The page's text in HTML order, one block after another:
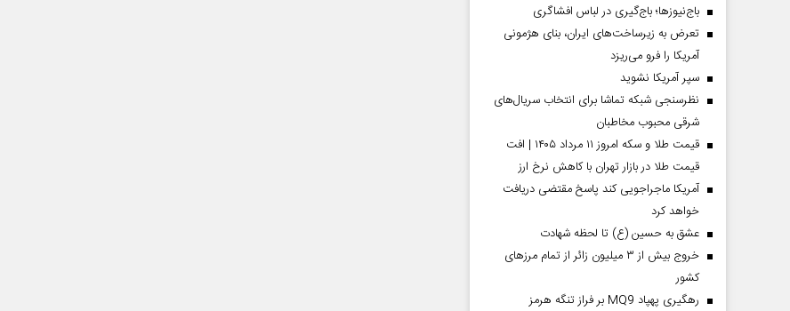
باج‌نیوزها؛ باج‌گیری در لباس افشاگری
تعرض به زیرساخت‌های ایران، بنای هژمونی
آمریکا را فرو می‌ریزد
سپر آمریکا نشوید
نظرسنجی شبکه تماشا برای انتخاب سریال‌های
شرقی محبوب مخاطبان
قیمت طلا و سکه امروز ۱۱ مرداد ۱۴۰۵ | افت
قیمت طلا در بازار تهران با کاهش نرخ ارز
آمریکا ماجراجویی کند پاسخ مقتضی دریافت
خواهد کرد
عشق به حسین (ع) تا لحظه شهادت
خروج بیش از ۳ میلیون زائر از تمام مرز‌های
کشور
رهگیری پهپاد MQ9 بر فراز تنگه هرمز